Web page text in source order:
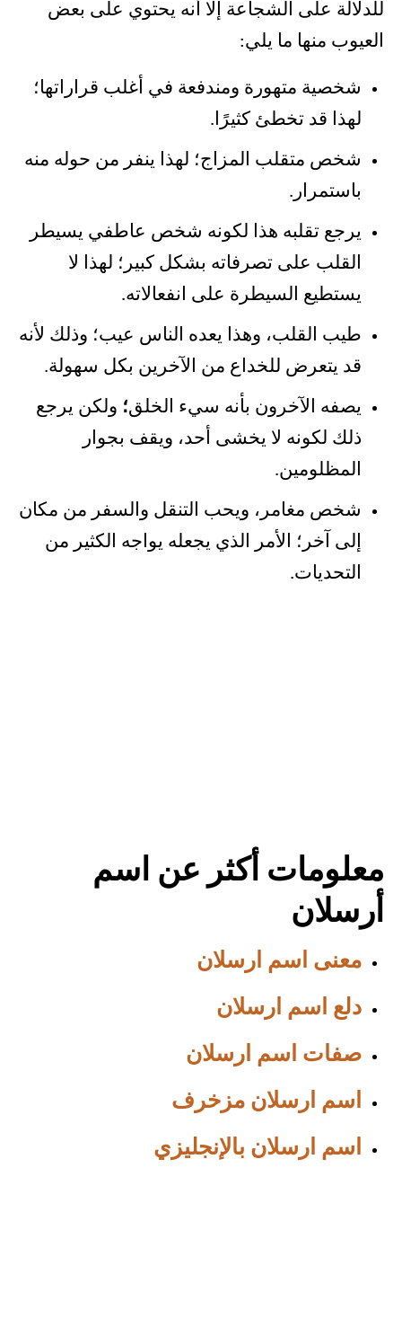
للدلالة على الشجاعة إلا أنه يحتوي على بعض
العيوب منها ما يلي:
شخصية متهورة ومندفعة في أغلب قراراتها؛
لهذا قد تخطئ كثيرًا.
شخص متقلب المزاج؛ لهذا ينفر من حوله منه
باستمرار.
يرجع تقلبه هذا لكونه شخص عاطفي يسيطر
القلب على تصرفاته بشكل كبير؛ لهذا لا
يستطيع السيطرة على انفعالاته.
طيب القلب، وهذا يعده الناس عيب؛ وذلك لأنه
قد يتعرض للخداع من الآخرين بكل سهولة.
يصفه الآخرون بأنه سيء الخلق؛ ولكن يرجع
ذلك لكونه لا يخشى أحد، ويقف بجوار
المظلومين.
شخص مغامر، ويحب التنقل والسفر من مكان
إلى آخر؛ الأمر الذي يجعله يواجه الكثير من
التحديات.
معلومات أكثر عن اسم
أرسلان
معنى اسم ارسلان
دلع اسم ارسلان
صفات اسم ارسلان
اسم ارسلان مزخرف
اسم ارسلان بالإنجليزي